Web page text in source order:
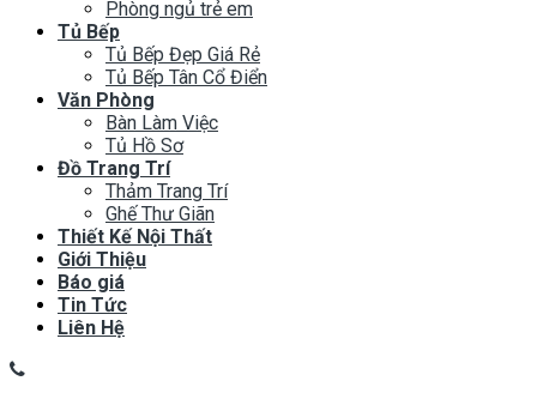
Phòng ngủ trẻ em
Tủ Bếp
Tủ Bếp Đẹp Giá Rẻ
Tủ Bếp Tân Cổ Điển
Văn Phòng
Bàn Làm Việc
Tủ Hồ Sơ
Đồ Trang Trí
Thảm Trang Trí
Ghế Thư Giãn
Thiết Kế Nội Thất
Giới Thiệu
Báo giá
Tin Tức
Liên Hệ